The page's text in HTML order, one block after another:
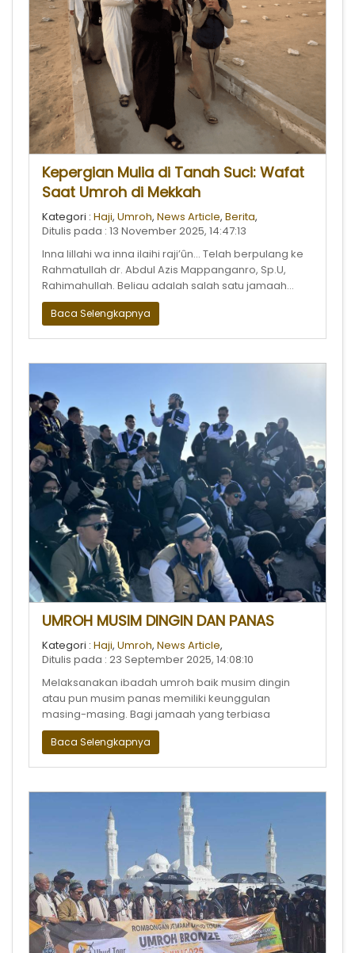
Kepergian Mulia di Tanah Suci: Wafat
Saat Umroh di Mekkah
Kategori : Haji, Umroh, News Article, Berita,
Ditulis pada : 13 November 2025, 14:47:13
Inna lillahi wa inna ilaihi raji’ûn… Telah berpulang ke
Rahmatullah dr. Abdul Azis Mappanganro, Sp.U,
Rahimahullah. Beliau adalah salah satu jamaah
sekaligus Owner Uhud Tour M
Baca Selengkapnya
UMROH MUSIM DINGIN DAN PANAS
Kategori : Haji, Umroh, News Article,
Ditulis pada : 23 September 2025, 14:08:10
Melaksanakan ibadah umroh baik musim dingin
atau pun musim panas memiliki keunggulan
masing-masing. Bagi jamaah yang terbiasa
Baca Selengkapnya